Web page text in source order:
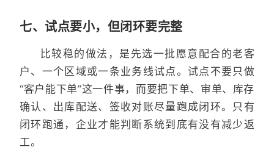
七、试点要小，但闭环要完整
比较稳的做法，是先选一批愿意配合的老客
户、一个区域或一条业务线试点。试点不要只做
“客户能下单”这一件事，而要把下单、审单、库存
确认、出库配送、签收对账尽量跑成闭环。只有
闭环跑通，企业才能判断系统到底有没有减少返
工。